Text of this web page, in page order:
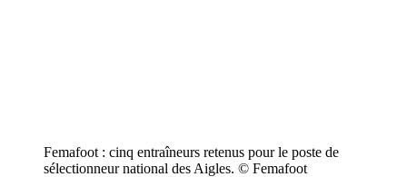
Femafoot : cinq entraîneurs retenus pour le poste de
sélectionneur national des Aigles. © Femafoot